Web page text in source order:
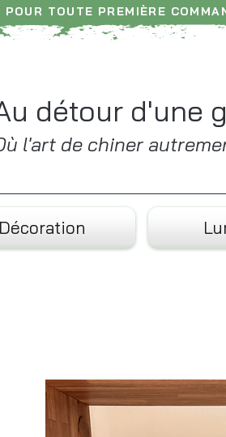
TOUTE PREMIÈRE
détour d'une
l'art de chiner
Décoration
Instagram ----- N'hésitez